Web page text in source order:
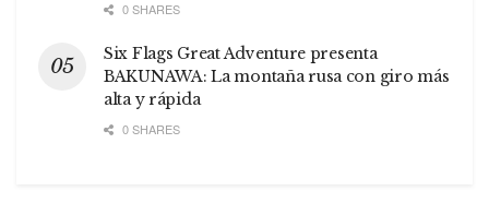
0 SHARES
Six Flags Great Adventure presenta
BAKUNAWA: La montaña rusa con giro más
alta y rápida
0 SHARES